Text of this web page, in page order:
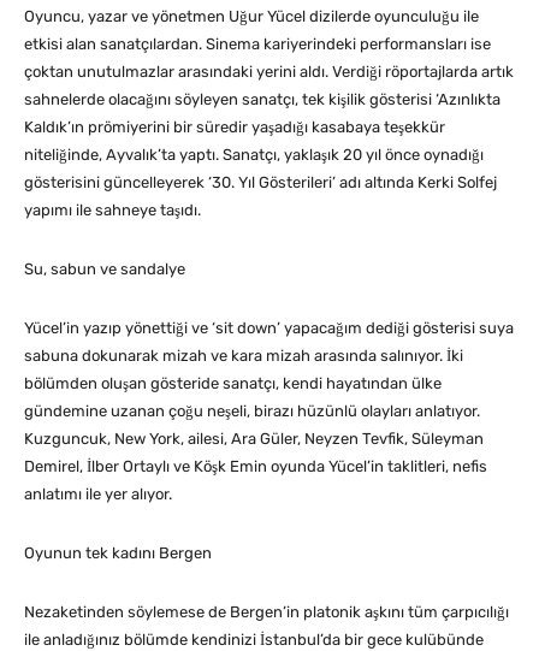
Oyuncu, yazar ve yönetmen Uğur Yücel dizilerde oyunculuğu ile
etkisi alan sanatçılardan. Sinema kariyerindeki performansları ise
çoktan unutulmazlar arasındaki yerini aldı. Verdiği röportajlarda artık
sahnelerde olacağını söyleyen sanatçı, tek kişilik gösterisi ‘Azınlıkta
Kaldık’ın prömiyerini bir süredir yaşadığı kasabaya teşekkür
niteliğinde, Ayvalık’ta yaptı. Sanatçı, yaklaşık 20 yıl önce oynadığı
gösterisini güncelleyerek ‘30. Yıl Gösterileri’ adı altında Kerki Solfej
yapımı ile sahneye taşıdı.
Su, sabun ve sandalye
Yücel’in yazıp yönettiği ve ‘sit down’ yapacağım dediği gösterisi suya
sabuna dokunarak mizah ve kara mizah arasında salınıyor. İki
bölümden oluşan gösteride sanatçı, kendi hayatından ülke
gündemine uzanan çoğu neşeli, birazı hüzünlü olayları anlatıyor.
Kuzguncuk, New York, ailesi, Ara Güler, Neyzen Tevfik, Süleyman
Demirel, İlber Ortaylı ve Köşk Emin oyunda Yücel’in taklitleri, nefis
anlatımı ile yer alıyor.
Oyunun tek kadını Bergen
Nezaketinden söylemese de Bergen’in platonik aşkını tüm çarpıcılığı
ile anladığınız bölümde kendinizi İstanbul’da bir gece kulübünde